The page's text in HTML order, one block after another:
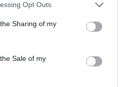
Opt Outs
Sharing of my
Sale of my
así como los
en la creación de nuevas
el año 2022 participaron en